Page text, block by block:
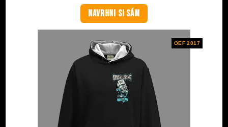
NAVRHNI SI SÁM
OEF 2017